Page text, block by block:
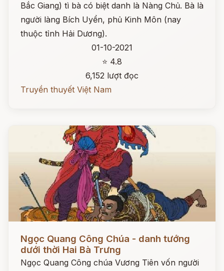
Bắc Giang) tì bà có biệt danh là Nàng Chủ. Bà là
người làng Bích Uyển, phủ Kinh Môn (nay
thuộc tỉnh Hải Dương).
01-10-2021
⭐ 4.8
6,152 lượt đọc
Truyền thuyết Việt Nam
Ngọc Quang Công Chúa - danh tướng
dưới thời Hai Bà Trưng
Ngọc Quang Công chúa Vương Tiên vốn người